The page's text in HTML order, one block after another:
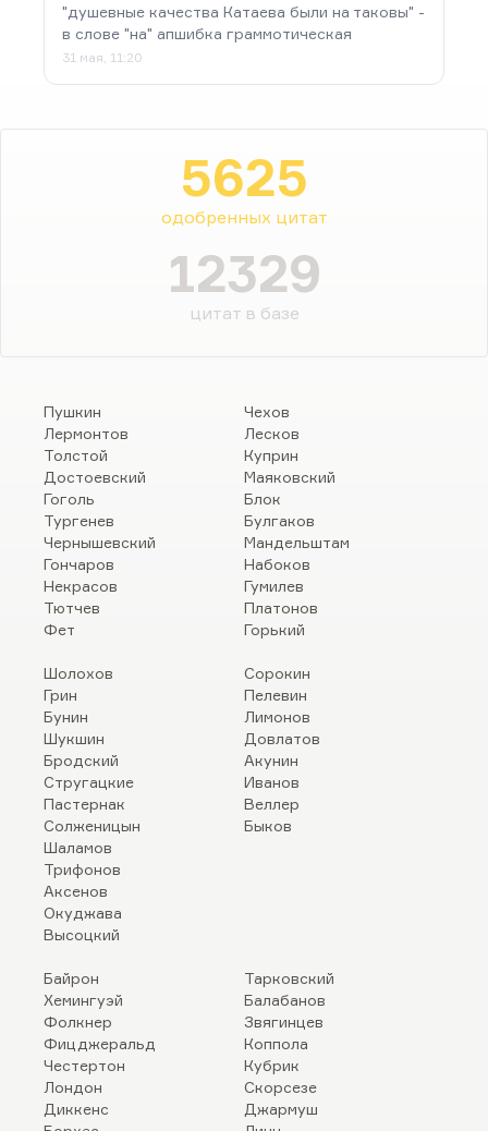
"душевные качества Катаева были на таковы" -
в слове "на" апшибка граммотическая
31 мая, 11:20
5625
одобренных цитат
12329
цитат в базе
Пушкин
Лермонтов
Толстой
Достоевский
Гоголь
Тургенев
Чернышевский
Гончаров
Некрасов
Тютчев
Фет
Чехов
Лесков
Куприн
Маяковский
Блок
Булгаков
Мандельштам
Набоков
Гумилев
Платонов
Горький
Шолохов
Грин
Бунин
Шукшин
Бродский
Стругацкие
Пастернак
Солженицын
Шаламов
Трифонов
Аксенов
Окуджава
Высоцкий
Сорокин
Пелевин
Лимонов
Довлатов
Акунин
Иванов
Веллер
Быков
Байрон
Хемингуэй
Фолкнер
Фицджеральд
Честертон
Лондон
Диккенс
Тарковский
Балабанов
Звягинцев
Коппола
Кубрик
Скорсезе
Джармуш